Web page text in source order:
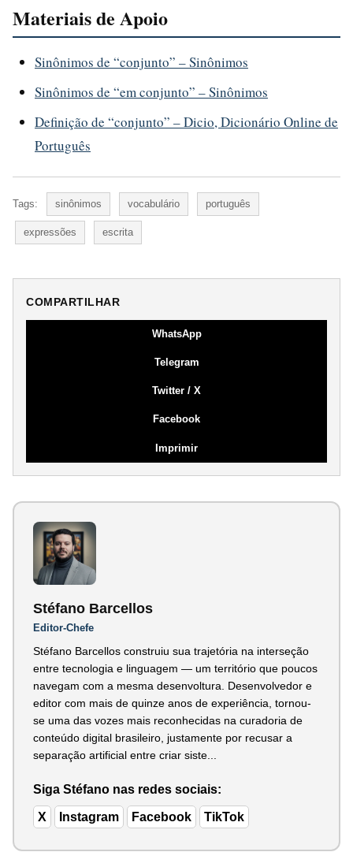
Materiais de Apoio
Sinônimos de “conjunto” – Sinônimos
Sinônimos de “em conjunto” – Sinônimos
Definição de “conjunto” – Dicio, Dicionário Online de
Português
Tags: sinônimos vocabulário português
expressões escrita
COMPARTILHAR
WhatsApp
Telegram
Twitter / X
Facebook
Imprimir
Stéfano Barcellos
Editor-Chefe
Stéfano Barcellos construiu sua trajetória na interseção
entre tecnologia e linguagem — um território que poucos
navegam com a mesma desenvoltura. Desenvolvedor e
editor com mais de quinze anos de experiência, tornou-
se uma das vozes mais reconhecidas na curadoria de
conteúdo digital brasileiro, justamente por recusar a
separação artificial entre criar siste...
Siga Stéfano nas redes sociais:
X Instagram Facebook TikTok